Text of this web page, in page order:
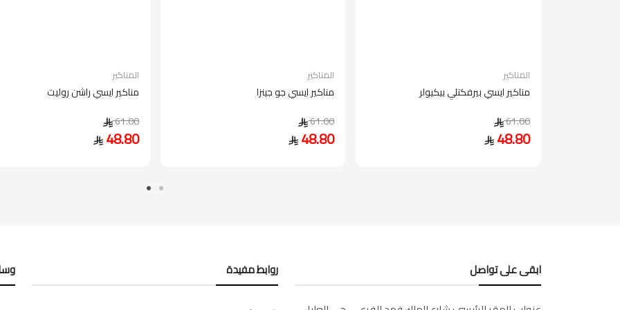
المناكير
مناكير ايسي راشن روليت
61.00
48.80
المناكير
مناكير ايسي جو جينزا
61.00
48.80
المناكير
مناكير ايسي بيرفكتلي بيكيولر
61.00
48.80
ابقى على تواصل
روابط مفيدة